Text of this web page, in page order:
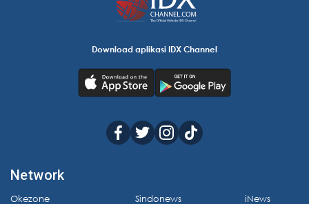
Download aplikasi IDX Channel
Network
Okezone
Sindonews
iNews